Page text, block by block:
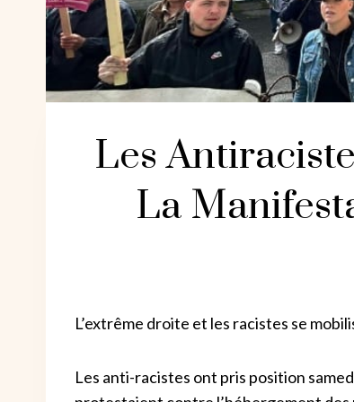
Les
La
L’extrême droite et les racistes se
Les anti-racistes ont pris position